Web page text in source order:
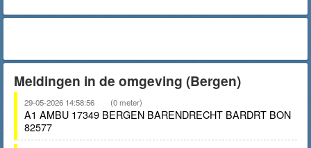
Meldingen in de omgeving (Bergen)
29-05-2026 14:58:56 (0 meter)
A1 AMBU 17349 BERGEN BARENDRECHT BARDRT BON
82577